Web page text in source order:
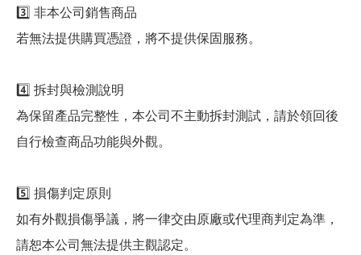
3️⃣ 非本公司銷售商品
若無法提供購買憑證，將不提供保固服務。
4️⃣ 拆封與檢測說明
為保留產品完整性，本公司不主動拆封測試，請於領回後
自行檢查商品功能與外觀。
5️⃣ 損傷判定原則
如有外觀損傷爭議，將一律交由原廠或代理商判定為準，
請恕本公司無法提供主觀認定。